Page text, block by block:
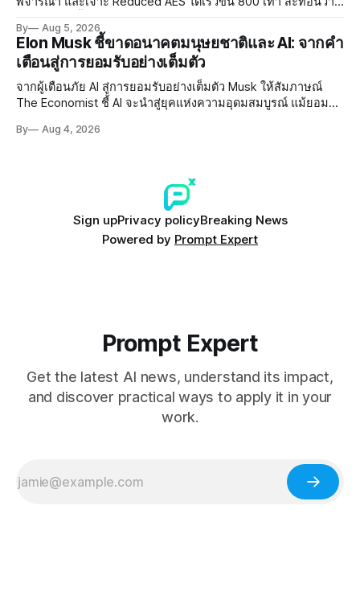
By Aug 5, 2026
Elon Musk ชี้ขาดอนาคตมนุษยชาติและ AI: จากคำ
เตือนสู่การยอมรับอย่างเต็มตัว
จากผู้เตือนภัย AI สู่การยอมรับอย่างเต็มตัว Musk ให้สัมภาษณ์
The Economist ชี้ AI จะนำสู่ยุคแห่งความอุดมสมบูรณ์ แม้ยอมรับ
By Aug 4, 2026
Sign upPrivacy policyBreaking News
Powered by Prompt Expert
Prompt Expert
Get the latest AI news, understand its impact,
and discover practical ways to apply it in your
work.